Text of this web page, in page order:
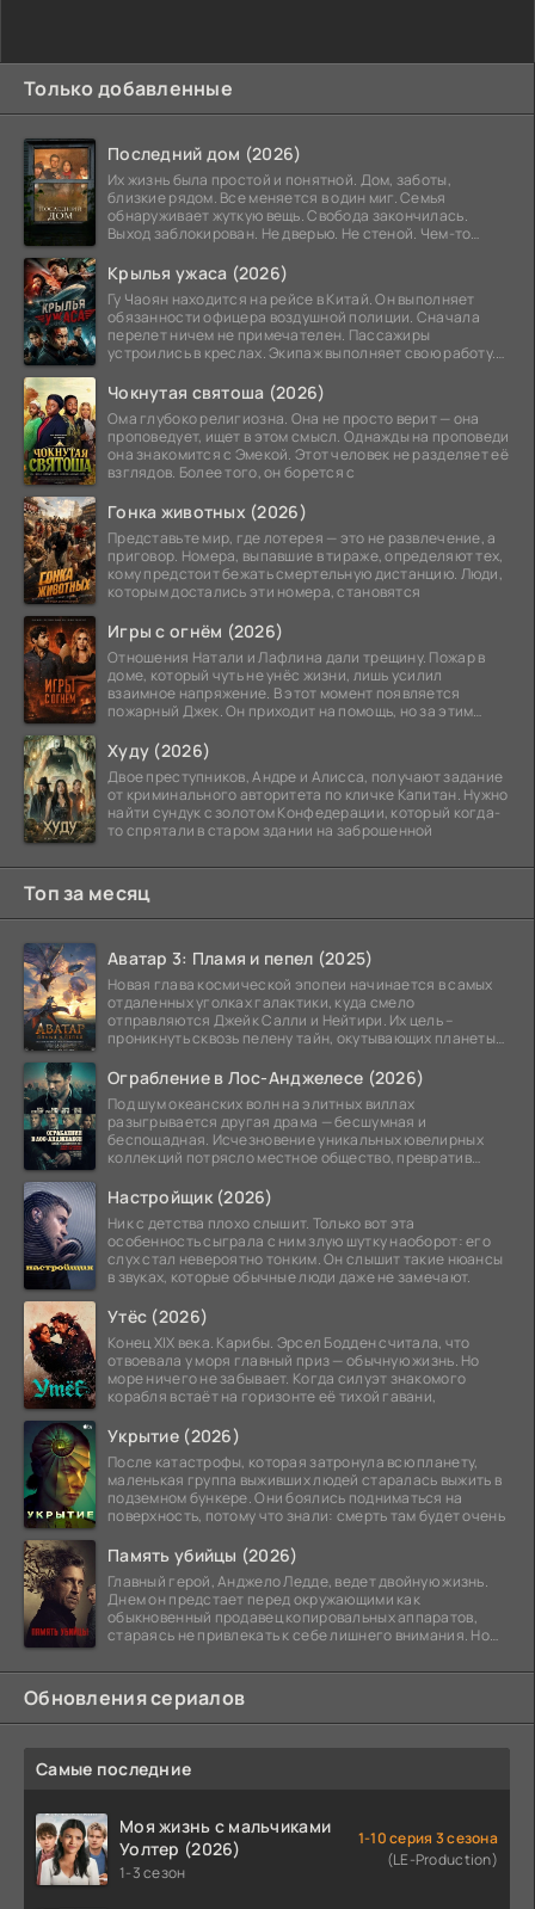
Только добавленные
Последний дом (2026)
Их жизнь была простой и понятной. Дом, заботы,
близкие рядом. Все меняется в один миг. Семья
обнаруживает жуткую вещь. Свобода закончилась.
Выход заблокирован. Не дверью. Не стеной. Чем-то
Крылья ужаса (2026)
Гу Чаоян находится на рейсе в Китай. Он выполняет
обязанности офицера воздушной полиции. Сначала
перелет ничем не примечателен. Пассажиры
устроились в креслах. Экипаж выполняет свою работу.
Чокнутая святоша (2026)
Ома глубоко религиозна. Она не просто верит — она
проповедует, ищет в этом смысл. Однажды на проповеди
она знакомится с Эмекой. Этот человек не разделяет её
взглядов. Более того, он борется с
Гонка животных (2026)
Представьте мир, где лотерея — это не развлечение, а
приговор. Номера, выпавшие в тираже, определяют тех,
кому предстоит бежать смертельную дистанцию. Люди,
которым достались эти номера, становятся
Игры с огнём (2026)
Отношения Натали и Лафлина дали трещину. Пожар в
доме, который чуть не унёс жизни, лишь усилил
взаимное напряжение. В этот момент появляется
пожарный Джек. Он приходит на помощь, но за этим
Худу (2026)
Двое преступников, Андре и Алисса, получают задание
от криминального авторитета по кличке Капитан. Нужно
найти сундук с золотом Конфедерации, который когда-
то спрятали в старом здании на заброшенной
Топ за месяц
Аватар 3: Пламя и пепел (2025)
Новая глава космической эпопеи начинается в самых
отдаленных уголках галактики, куда смело
отправляются Джейк Салли и Нейтири. Их цель –
проникнуть сквозь пелену тайн, окутывающих планеты
Ограбление в Лос-Анджелесе (2026)
Под шум океанских волн на элитных виллах
разыгрывается другая драма — бесшумная и
беспощадная. Исчезновение уникальных ювелирных
коллекций потрясло местное общество, превратив
Настройщик (2026)
Ник с детства плохо слышит. Только вот эта
особенность сыграла с ним злую шутку наоборот: его
слух стал невероятно тонким. Он слышит такие нюансы
в звуках, которые обычные люди даже не замечают.
Утёс (2026)
Конец XIX века. Карибы. Эрсел Бодден считала, что
отвоевала у моря главный приз — обычную жизнь. Но
море ничего не забывает. Когда силуэт знакомого
корабля встаёт на горизонте её тихой гавани,
Укрытие (2026)
После катастрофы, которая затронула всю планету,
маленькая группа выживших людей старалась выжить в
подземном бункере. Они боялись подниматься на
поверхность, потому что знали: смерть там будет очень
Память убийцы (2026)
Главный герой, Анджело Ледде, ведет двойную жизнь.
Днем он предстает перед окружающими как
обыкновенный продавец копировальных аппаратов,
стараясь не привлекать к себе лишнего внимания. Но
Обновления сериалов
Самые последние
Моя жизнь с мальчиками
Уолтер (2026)
1-3 сезон
1-10 серия 3 сезона
(LE-Production)